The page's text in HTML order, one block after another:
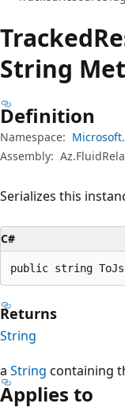
Tracked
String
Definition
Namespace:
Assembly:
Serializes this
C#
public string
Returns
String
a String containing
Applies to